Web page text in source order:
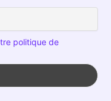
politique de